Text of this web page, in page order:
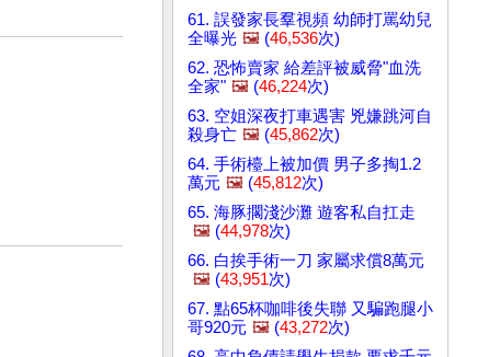
61. 誤發家長羣視頻 幼師打罵幼兒
全曝光 🖼️ (46,536次)
62. 恐怖賣家 給差評被威脅"血洗
全家" 🖼️ (46,224次)
63. 空姐深夜打車遇害 兇嫌跳河自
殺身亡 🖼️ (45,862次)
64. 手術檯上被加價 男子多掏1.2
萬元 🖼️ (45,812次)
65. 海豚擱淺沙灘 遊客私自扛走
🖼️ (44,978次)
66. 白挨手術一刀 家屬求償8萬元
🖼️ (43,951次)
67. 點65杯咖啡後失聯 又騙跑腿小
哥920元 🖼️ (43,272次)